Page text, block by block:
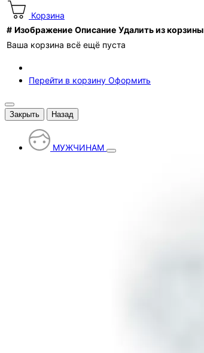
Корзина
# Изображение Описание Удалить из корзины
Ваша корзина всё ещё пуста
Перейти в корзину Оформить
Закрыть Назад
МУЖЧИНАМ